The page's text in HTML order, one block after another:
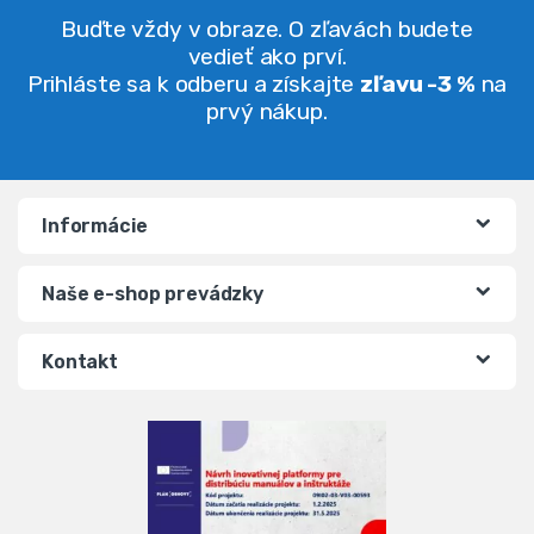
Buďte vždy v obraze. O zľavách budete
vedieť ako prví.
Prihláste sa k odberu a získajte zľavu -3 % na
prvý nákup.
Informácie
Naše e-shop prevádzky
Kontakt